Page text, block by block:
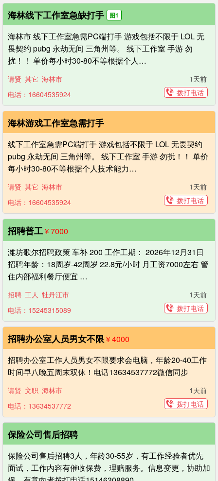
海林线下工作室急缺打手 图1
海林市 线下工作室急需PC端打手 游戏包括不限于 LOL 无
畏契约 pubg 永劫无间 三角州等。 线下工作室 手游 勿
扰！！ 单价每小时30-80不等根据个人…
请贤 其它 海林市
1天前
电话：16604535924
拨打电话
海林游戏工作室急需打手
线下工作室急需PC端打手 游戏包括不限于 LOL 无畏契约
pubg 永劫无间 三角州等。 线下工作室 手游 勿扰！！ 单价
每小时30-80不等根据个人技术能力…
请贤 其它 海林市
1天前
电话：16604535924
拨打电话
招聘普工￥7000
潍坊歌尔招聘政策 车补 200 工作工期： 2026年12月31日
招聘年龄：18周岁-42周岁 22.8元/小时 月工资7000左右 管
住内部福利餐厅便宜 …
招聘 工人 牡丹江市
1天前
电话：15245315089
拨打电话
招聘办公室人员男女不限￥4000
招聘办公室工作人员男女不限要求会电脑，年龄20-40工作
时间早八晚五周末双休！电话13634537772微信同步
请贤 文职 海林市
1天前
电话：13634537772
拨打电话
保险公司售后招聘
保险公司售后招聘3人，年龄30-55岁，有工作经验者优先
面试，工作内容有催收保费，理赔服务。信息变更，协助加